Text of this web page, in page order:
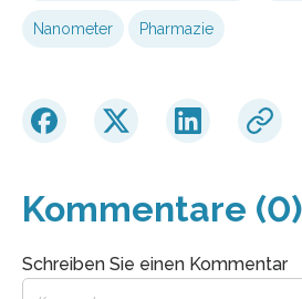
Nanometer Pharmazie
Kommentare (0)
Schreiben Sie einen Kommentar